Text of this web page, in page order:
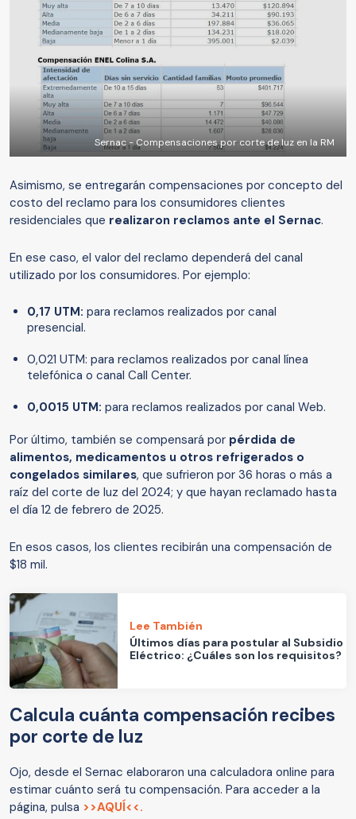
Sernac - Compensaciones por corte de luz en la RM
Asimismo, se entregarán compensaciones por concepto del
costo del reclamo para los consumidores clientes
residenciales que realizaron reclamos ante el Sernac.
En ese caso, el valor del reclamo dependerá del canal
utilizado por los consumidores. Por ejemplo:
0,17 UTM: para reclamos realizados por canal
presencial.
0,021 UTM: para reclamos realizados por canal línea
telefónica o canal Call Center.
0,0015 UTM: para reclamos realizados por canal Web.
Por último, también se compensará por pérdida de
alimentos, medicamentos u otros refrigerados o
congelados similares, que sufrieron por 36 horas o más a
raíz del corte de luz del 2024; y que hayan reclamado hasta
el día 12 de febrero de 2025.
En esos casos, los clientes recibirán una compensación de
$18 mil.
Lee También
Últimos días para postular al Subsidio
Eléctrico: ¿Cuáles son los requisitos?
Calcula cuánta compensación recibes
por corte de luz
Ojo, desde el Sernac elaboraron una calculadora online para
estimar cuánto será tu compensación. Para acceder a la
página, pulsa >>AQUÍ<<.